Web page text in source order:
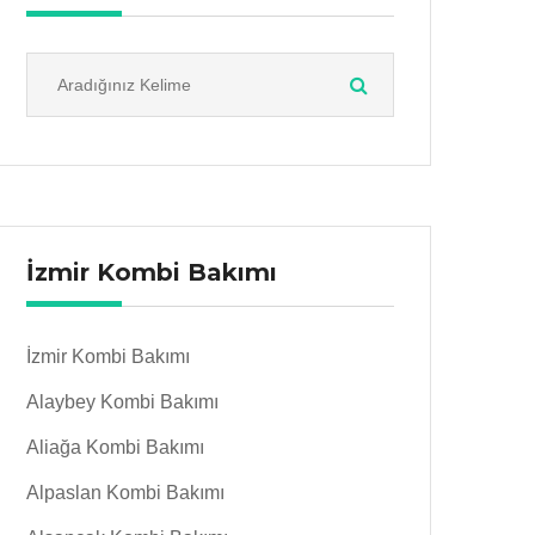
İzmir Kombi Bakımı
İzmir Kombi Bakımı
Alaybey Kombi Bakımı
Aliağa Kombi Bakımı
Alpaslan Kombi Bakımı